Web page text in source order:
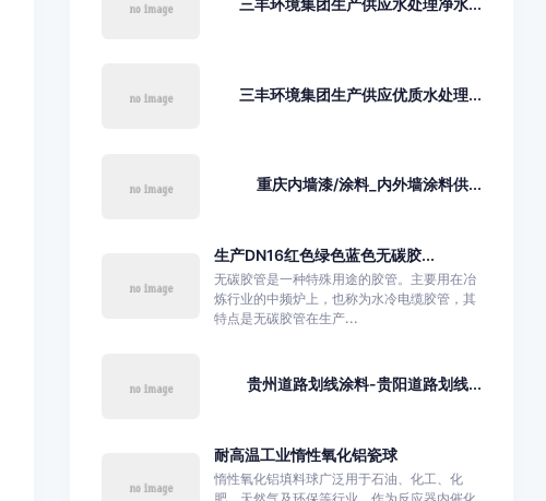
三丰环境集团生产供应优质水处理...
重庆内墙漆/涂料_内外墙涂料供...
生产DN16红色绿色蓝色无碳胶...
无碳胶管是一种特殊用途的胶管。主要用在冶
炼行业的中频炉上，也称为水冷电缆胶管，其
特点是无碳胶管在生产...
贵州道路划线涂料-贵阳道路划线...
耐高温工业惰性氧化铝瓷球
惰性氧化铝填料球广泛用于石油、化工、化